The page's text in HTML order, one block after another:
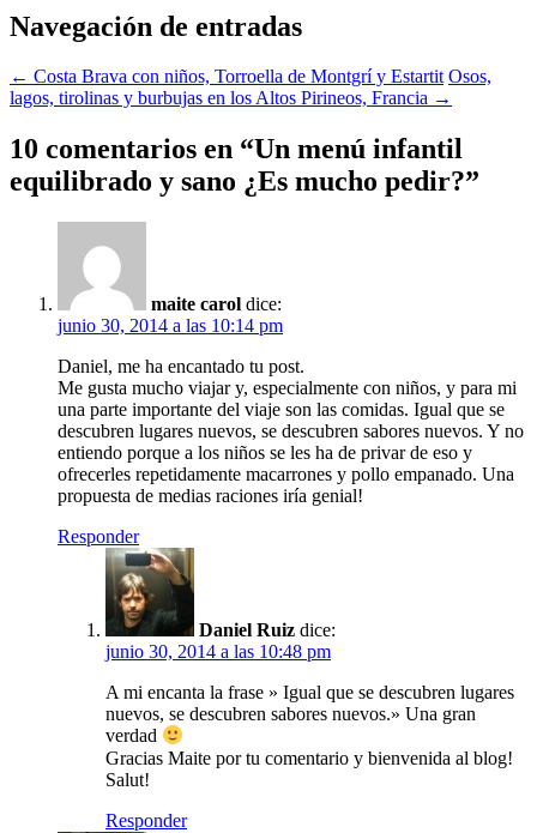
Navegación de entradas
← Costa Brava con niños, Torroella de Montgrí y Estartit Osos,
lagos, tirolinas y burbujas en los Altos Pirineos, Francia →
10 comentarios en “Un menú infantil
equilibrado y sano ¿Es mucho pedir?”
maite carol dice:
junio 30, 2014 a las 10:14 pm
Daniel, me ha encantado tu post.
Me gusta mucho viajar y, especialmente con niños, y para mi
una parte importante del viaje son las comidas. Igual que se
descubren lugares nuevos, se descubren sabores nuevos. Y no
entiendo porque a los niños se les ha de privar de eso y
ofrecerles repetidamente macarrones y pollo empanado. Una
propuesta de medias raciones iría genial!
Responder
Daniel Ruiz dice:
junio 30, 2014 a las 10:48 pm
A mi encanta la frase » Igual que se descubren lugares
nuevos, se descubren sabores nuevos.» Una gran
verdad
Gracias Maite por tu comentario y bienvenida al blog!
Salut!
Responder